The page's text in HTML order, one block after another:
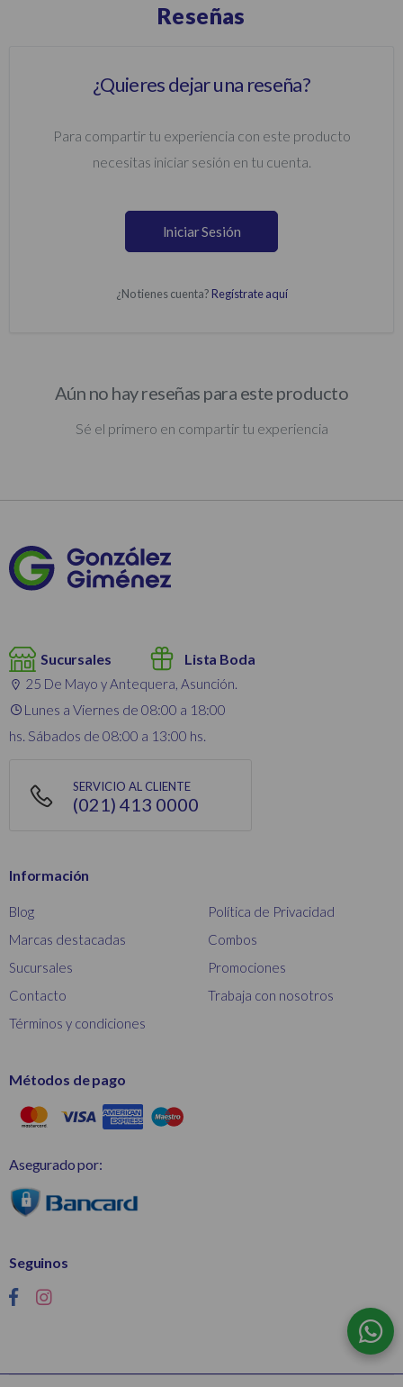
Reseñas
¿Quieres dejar una reseña?
Para compartir tu experiencia con este producto
necesitas iniciar sesión en tu cuenta.
Iniciar Sesión
¿No tienes cuenta? Regístrate aquí
Aún no hay reseñas para este producto
Sé el primero en compartir tu experiencia
Sucursales Lista Boda
25 De Mayo y Antequera, Asunción.
Lunes a Viernes de 08:00 a 18:00
hs. Sábados de 08:00 a 13:00 hs.
SERVICIO AL CLIENTE
(021) 413 0000
Información
Blog
Marcas destacadas
Sucursales
Contacto
Términos y condiciones
Política de Privacidad
Combos
Promociones
Trabaja con nosotros
Métodos de pago
Asegurado por:
Seguinos